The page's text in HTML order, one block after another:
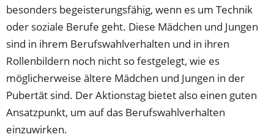
besonders begeisterungsfähig, wenn es um Technik
oder soziale Berufe geht. Diese Mädchen und Jungen
sind in ihrem Berufswahlverhalten und in ihren
Rollenbildern noch nicht so festgelegt, wie es
möglicherweise ältere Mädchen und Jungen in der
Pubertät sind. Der Aktionstag bietet also einen guten
Ansatzpunkt, um auf das Berufswahlverhalten
einzuwirken.